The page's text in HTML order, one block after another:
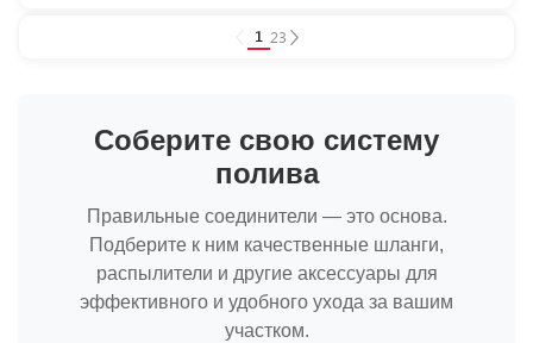
1 23
Соберите свою систему
полива
Правильные соединители — это основа.
Подберите к ним качественные шланги,
распылители и другие аксессуары для
эффективного и удобного ухода за вашим
участком.